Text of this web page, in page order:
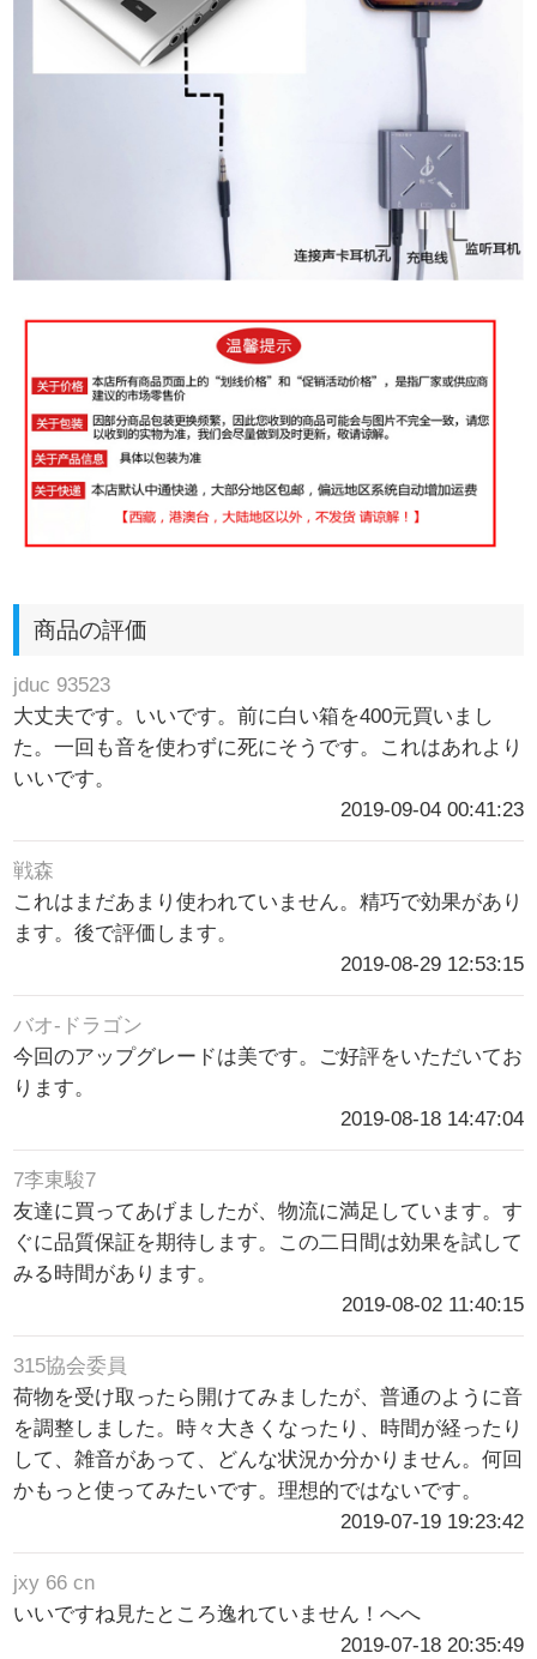
商品の評価
jduc 93523
大丈夫です。いいです。前に白い箱を400元買いまし
た。一回も音を使わずに死にそうです。これはあれより
いいです。
2019-09-04 00:41:23
戦森
これはまだあまり使われていません。精巧で効果があり
ます。後で評価します。
2019-08-29 12:53:15
バオ-ドラゴン
今回のアップグレードは美です。ご好評をいただいてお
ります。
2019-08-18 14:47:04
7李東駿7
友達に買ってあげましたが、物流に満足しています。す
ぐに品質保証を期待します。この二日間は効果を試して
みる時間があります。
2019-08-02 11:40:15
315協会委員
荷物を受け取ったら開けてみましたが、普通のように音
を調整しました。時々大きくなったり、時間が経ったり
して、雑音があって、どんな状況か分かりません。何回
かもっと使ってみたいです。理想的ではないです。
2019-07-19 19:23:42
jxy 66 cn
いいですね見たところ逸れていません！へへ
2019-07-18 20:35:49